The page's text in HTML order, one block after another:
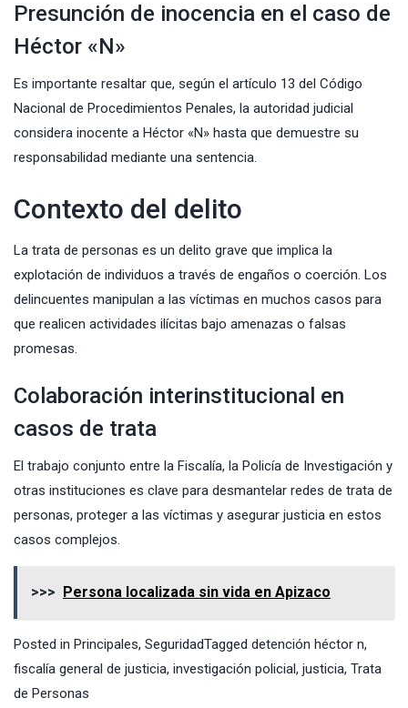
Presunción de inocencia en el caso de
Héctor «N»
Es importante resaltar que, según el artículo 13 del Código
Nacional de Procedimientos Penales, la autoridad judicial
considera inocente a Héctor «N» hasta que demuestre su
responsabilidad mediante una sentencia.
Contexto del delito
La trata de personas es un delito grave que implica la
explotación de individuos a través de engaños o coerción. Los
delincuentes manipulan a las víctimas en muchos casos para
que realicen actividades ilícitas bajo amenazas o falsas
promesas.
Colaboración interinstitucional en
casos de trata
El trabajo conjunto entre la Fiscalía, la Policía de Investigación y
otras instituciones es clave para desmantelar redes de trata de
personas, proteger a las víctimas y asegurar justicia en estos
casos complejos.
>>> Persona localizada sin vida en Apizaco
Posted in Principales, SeguridadTagged detención héctor n,
fiscalía general de justicia, investigación policial, justicia, Trata
de Personas